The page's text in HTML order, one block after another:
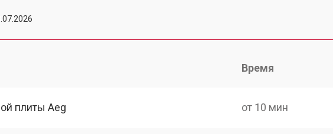
Время
плиты Aeg от 10 мин